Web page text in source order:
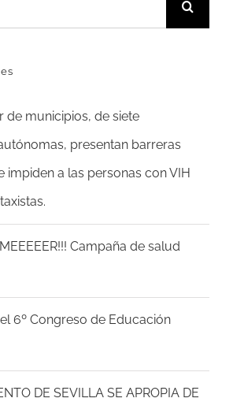
de municipios, de siete
presentan barreras
impiden a las personas con VIH
Campaña de salud
6º Congreso de Educación
DE SEVILLA SE APROPIA DE